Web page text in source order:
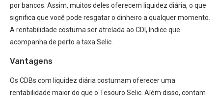
por bancos. Assim, muitos deles oferecem liquidez diária, o que
significa que você pode resgatar o dinheiro a qualquer momento.
A rentabilidade costuma ser atrelada ao CDI, índice que
acompanha de perto a taxa Selic.
Vantagens
Os CDBs com liquidez diária costumam oferecer uma
rentabilidade maior do que o Tesouro Selic. Além disso, contam